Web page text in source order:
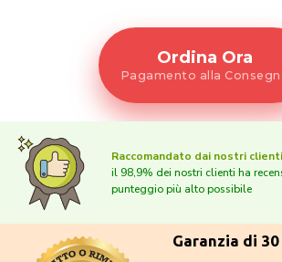
Ordina Ora
Pagamento alla
Raccomandato dai nostri
il 98,9% dei nostri clienti ha
punteggio più alto possibile
Garanzia di